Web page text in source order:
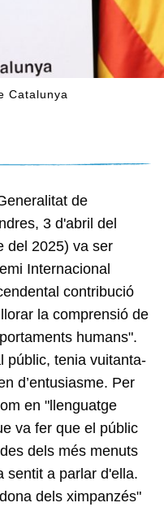
Catalunya
de
3 d'abril del
del 2025) va ser
Internacional
contribució
la comprensió de
humans".
públic, tenia vuitanta-
d’entusiasme. Per
en "llenguatge
va fer que el públic
dels més menuts
sentit a parlar d'ella.
dels ximpanzés"